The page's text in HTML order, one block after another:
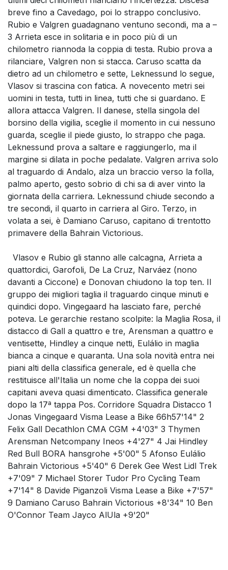
breve fino a Cavedago, poi lo strappo conclusivo.
Rubio e Valgren guadagnano ventuno secondi, ma a –
3 Arrieta esce in solitaria e in poco più di un
chilometro riannoda la coppia di testa. Rubio prova a
rilanciare, Valgren non si stacca. Caruso scatta da
dietro ad un chilometro e sette, Leknessund lo segue,
Vlasov si trascina con fatica. A novecento metri sei
uomini in testa, tutti in linea, tutti che si guardano. E
allora attacca Valgren. Il danese, stella singola del
borsino della vigilia, sceglie il momento in cui nessuno
guarda, sceglie il piede giusto, lo strappo che paga.
Leknessund prova a saltare e raggiungerlo, ma il
margine si dilata in poche pedalate. Valgren arriva solo
al traguardo di Andalo, alza un braccio verso la folla,
palmo aperto, gesto sobrio di chi sa di aver vinto la
giornata della carriera. Leknessund chiude secondo a
tre secondi, il quarto in carriera al Giro. Terzo, in
volata a sei, è Damiano Caruso, capitano di trentotto
primavere della Bahrain Victorious.
Vlasov e Rubio gli stanno alle calcagna, Arrieta a
quattordici, Garofoli, De La Cruz, Narváez (nono
davanti a Ciccone) e Donovan chiudono la top ten. Il
gruppo dei migliori taglia il traguardo cinque minuti e
quindici dopo. Vingegaard ha lasciato fare, perché
poteva. Le gerarchie restano scolpite: la Maglia Rosa, il
distacco di Gall a quattro e tre, Arensman a quattro e
ventisette, Hindley a cinque netti, Eulálio in maglia
bianca a cinque e quaranta. Una sola novità entra nei
piani alti della classifica generale, ed è quella che
restituisce all'Italia un nome che la coppa dei suoi
capitani aveva quasi dimenticato. Classifica generale
dopo la 17ª tappa Pos. Corridore Squadra Distacco 1
Jonas Vingegaard Visma Lease a Bike 66h57'14" 2
Felix Gall Decathlon CMA CGM +4'03" 3 Thymen
Arensman Netcompany Ineos +4'27" 4 Jai Hindley
Red Bull BORA hansgrohe +5'00" 5 Afonso Eulálio
Bahrain Victorious +5'40" 6 Derek Gee West Lidl Trek
+7'09" 7 Michael Storer Tudor Pro Cycling Team
+7'14" 8 Davide Piganzoli Visma Lease a Bike +7'57"
9 Damiano Caruso Bahrain Victorious +8'34" 10 Ben
O'Connor Team Jayco AlUla +9'20"